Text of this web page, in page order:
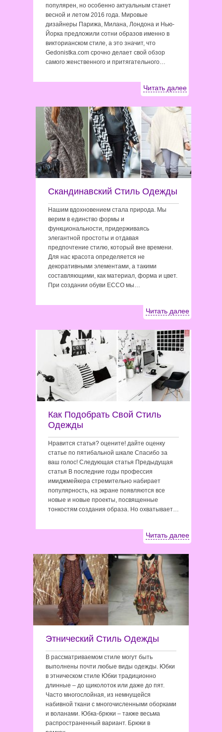
популярен, но особенно актуальным станет
весной и летом 2016 года. Мировые
дизайнеры Парижа, Милана, Лондона и Нью-
Йорка предложили сотни образов именно в
викторианском стиле, а это значит, что
Gedonistka.com срочно делает свой обзор
самого женственного и притягательного…
Читать далее
Скандинавский Стиль Одежды
Нашим вдохновением стала природа. Мы
верим в единство формы и
функциональности, придерживаясь
элегантной простоты и отдавая
предпочтение стилю, который вне времени.
Для нас красота определяется не
декоративными элементами, а такими
составляющими, как материал, форма и цвет.
При создании обуви ЕССО мы…
Читать далее
Как Подобрать Свой Стиль
Одежды
Нравится статья? оцените! дайте оценку
статье по пятибальной шкале Спасибо за
ваш голос! Следующая статья Предыдущая
статья В последние годы профессия
имиджмейкера стремительно набирает
популярность, на экране появляются все
новые и новые проекты, посвященные
тонкостям создания образа. Но охватывает…
Читать далее
Этнический Стиль Одежды
В рассматриваемом стиле могут быть
выполнены почти любые виды одежды. Юбки
в этническом стиле Юбки традиционно
длинные – до щиколоток или даже до пят.
Часто многослойная, из немнущейся
набивной ткани с многочисленными оборками
и воланами. Юбка-брюки – также весьма
распространенный вариант. Брюки в